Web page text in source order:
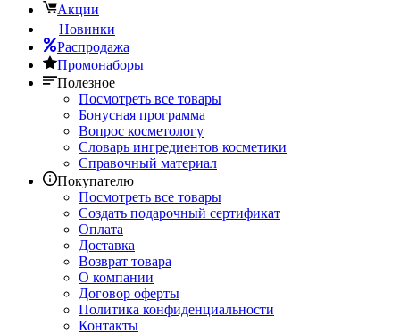
Акции
Новинки
Распродажа
Промонаборы
Полезное
Посмотреть все товары
Бонусная программа
Вопрос косметологу
Словарь ингредиентов косметики
Справочный материал
Покупателю
Посмотреть все товары
Создать подарочный сертификат
Оплата
Доставка
Возврат товара
О компании
Договор оферты
Политика конфиденциальности
Контакты